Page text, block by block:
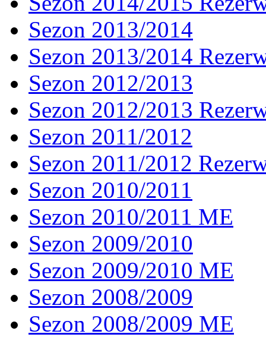
Sezon 2013/2014
Sezon 2013/2014
Sezon 2012/2013
Sezon 2012/2013
Sezon 2011/2012
Sezon 2011/2012
Sezon 2010/2011
Sezon 2010/2011 ME
Sezon 2009/2010
Sezon 2009/2010 ME
Sezon 2008/2009
Sezon 2008/2009 ME